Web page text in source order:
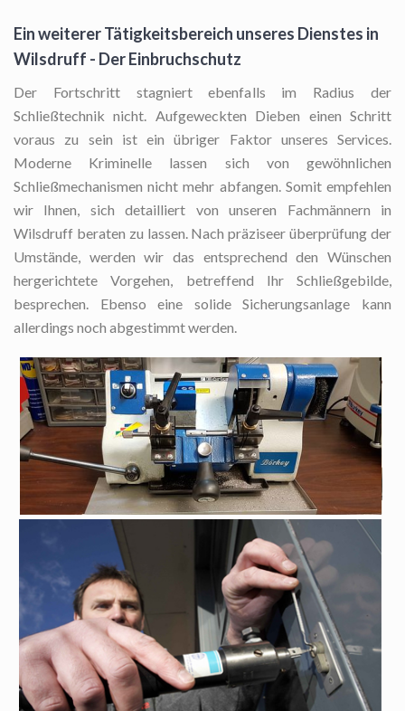
Ein weiterer Tätigkeitsbereich unseres Dienstes in
Wilsdruff - Der Einbruchschutz
Der Fortschritt stagniert ebenfalls im Radius der
Schließtechnik nicht. Aufgeweckten Dieben einen Schritt
voraus zu sein ist ein übriger Faktor unseres Services.
Moderne Kriminelle lassen sich von gewöhnlichen
Schließmechanismen nicht mehr abfangen. Somit empfehlen
wir Ihnen, sich detailliert von unseren Fachmännern in
Wilsdruff beraten zu lassen. Nach präziseer überprüfung der
Umstände, werden wir das entsprechend den Wünschen
hergerichtete Vorgehen, betreffend Ihr Schließgebilde,
besprechen. Ebenso eine solide Sicherungsanlage kann
allerdings noch abgestimmt werden.